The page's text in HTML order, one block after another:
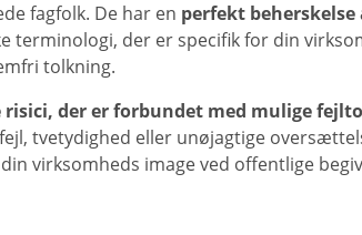
fagfolk. De har en perfekt beherskelse
terminologi, der er specifik for din
tolkning.
risici, der er forbundet med mulige
tvetydighed eller unøjagtige
virksomheds image ved offentlige